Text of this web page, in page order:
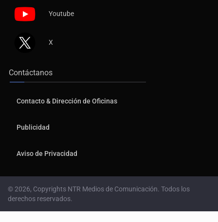
Youtube
X
Contáctanos
Contacto & Dirección de Oficinas
Publicidad
Aviso de Privacidad
© 2026, Copyrights NTR Medios de Comunicación. Todos los
derechos reservados.